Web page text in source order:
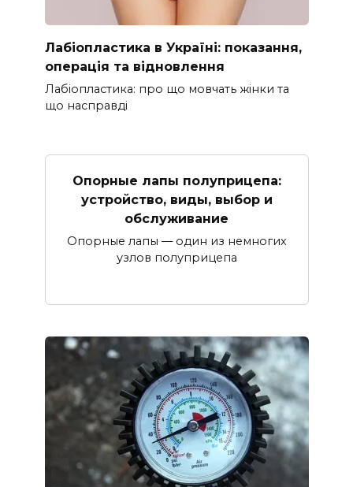
Лабіопластика в Україні: показання,
операція та відновлення
Лабіопластика: про що мовчать жінки та
що насправді
Опорные лапы полуприцепа:
устройство, виды, выбор и
обслуживание
Опорные лапы — один из немногих
узлов полуприцепа